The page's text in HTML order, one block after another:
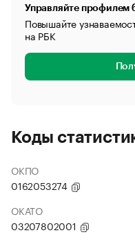
Управляйте профилем
Повышайте
на РБК
Коды
ОКПО
0162053274
ОКАТО
03207802001